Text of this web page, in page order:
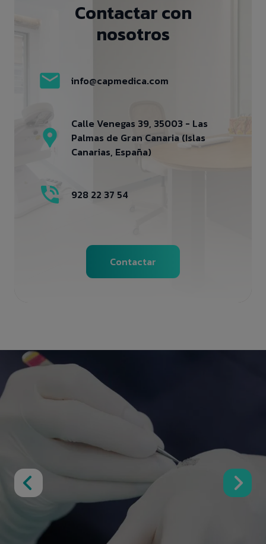
Contactar con
nosotros
info@capmedica.com
Calle Venegas 39, 35003 - Las
Palmas de Gran Canaria (Islas
Canarias, España)
928 22 37 54
Contactar